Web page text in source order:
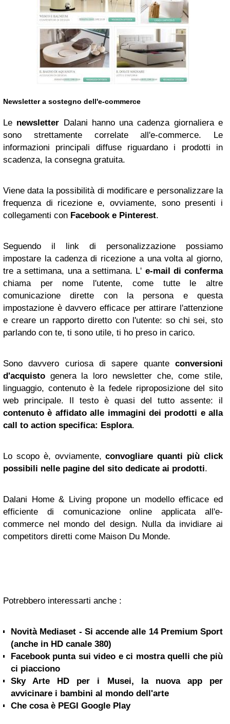
Newsletter a sostegno dell'e-commerce
Le newsletter Dalani hanno una cadenza giornaliera e
sono strettamente correlate all'e-commerce. Le
informazioni principali diffuse riguardano i prodotti in
scadenza, la consegna gratuita.
Viene data la possibilità di modificare e personalizzare la
frequenza di ricezione e, ovviamente, sono presenti i
collegamenti con Facebook e Pinterest.
Seguendo il link di personalizzazione possiamo
impostare la cadenza di ricezione a una volta al giorno,
tre a settimana, una a settimana. L' e-mail di conferma
chiama per nome l'utente, come tutte le altre
comunicazione dirette con la persona e questa
impostazione è davvero efficace per attirare l'attenzione
e creare un rapporto diretto con l'utente: so chi sei, sto
parlando con te, ti sono utile, ti ho preso in carico.
Sono davvero curiosa di sapere quante conversioni
d'acquisto genera la loro newsletter che, come stile,
linguaggio, contenuto è la fedele riproposizione del sito
web principale. Il testo è quasi del tutto assente: il
contenuto è affidato alle immagini dei prodotti e alla
call to action specifica: Esplora.
Lo scopo è, ovviamente, convogliare quanti più click
possibili nelle pagine del sito dedicate ai prodotti.
Dalani Home & Living propone un modello efficace ed
efficiente di comunicazione online applicata all'e-
commerce nel mondo del design. Nulla da invidiare ai
competitors diretti come Maison Du Monde.
Potrebbero interessarti anche :
Novità Mediaset - Si accende alle 14 Premium Sport
(anche in HD canale 380)
Facebook punta sui video e ci mostra quelli che più
ci piacciono
Sky Arte HD per i Musei, la nuova app per
avvicinare i bambini al mondo dell'arte
Che cosa è PEGI Google Play